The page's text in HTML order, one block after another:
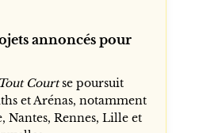
annoncés pour
Courtse poursuit
et Arénas, notamment
Nantes, Rennes, Lille et